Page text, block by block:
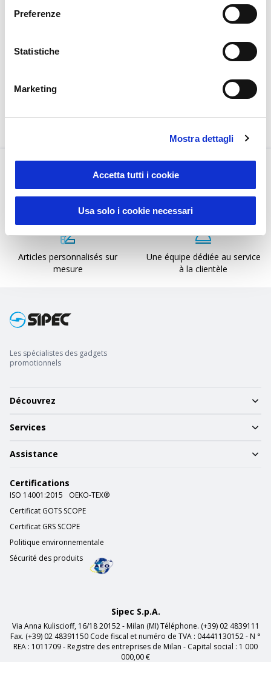
Preferenze
Statistiche
Marketing
Mostra dettagli
Accetta tutti i cookie
Usa solo i cookie necessari
Montre connectée : pedomètre, calorie brulée, distance
parcourue, montre. Bracelet en gomm
2,475€
Rapidité d'impression et de
Service fiable de grande
Articles personnalisés sur
mesure
Une équipe dédiée au service
à la clientèle
Les spécialistes des gadgets
promotionnels
Découvrez
Services
Assistance
Certifications
ISO 14001:2015
OEKO-TEX®
Certificat GOTS SCOPE
Certificat GRS SCOPE
Politique environnementale
Sécurité des produits
Sipec S.p.A.
Via Anna Kuliscioff, 16/18 20152 - Milan (MI) Téléphone. (+39) 02 4839111
Fax. (+39) 02 48391150 Code fiscal et numéro de TVA : 04441130152 - N °
REA : 1011709 - Registre des entreprises de Milan - Capital social : 1 000
000,00 €